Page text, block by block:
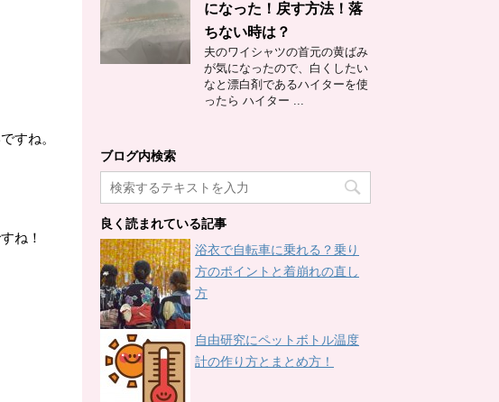
すね。
ね！
になった！戻す方法！落
ちない時は？
夫のワイシャツの首元の黄ばみ
が気になったので、白くしたい
なと漂白剤であるハイターを使
ったら ハイター ...
ブログ内検索
良く読まれている記事
浴衣で自転車に乗れる？乗り
方のポイントと着崩れの直し
方
自由研究にペットボトル温度
計の作り方とまとめ方！